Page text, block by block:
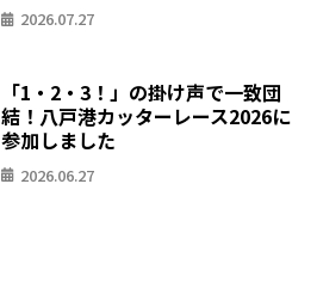
2026.07.27
「1・2・3！」の掛け声で一致団
結！八戸港カッターレース2026に
参加しました
2026.06.27